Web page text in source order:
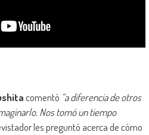
comentó “a diferencia de otros
Nos tomó un tiempo
les preguntó acerca de cómo